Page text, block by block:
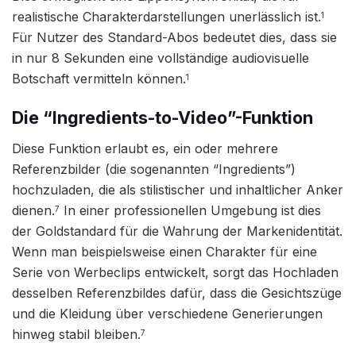
realistische Charakterdarstellungen unerlässlich ist.1
Für Nutzer des Standard-Abos bedeutet dies, dass sie
in nur 8 Sekunden eine vollständige audiovisuelle
Botschaft vermitteln können.1
Die “Ingredients-to-Video”-Funktion
Diese Funktion erlaubt es, ein oder mehrere
Referenzbilder (die sogenannten “Ingredients”)
hochzuladen, die als stilistischer und inhaltlicher Anker
dienen.7 In einer professionellen Umgebung ist dies
der Goldstandard für die Wahrung der Markenidentität.
Wenn man beispielsweise einen Charakter für eine
Serie von Werbeclips entwickelt, sorgt das Hochladen
desselben Referenzbildes dafür, dass die Gesichtszüge
und die Kleidung über verschiedene Generierungen
hinweg stabil bleiben.7